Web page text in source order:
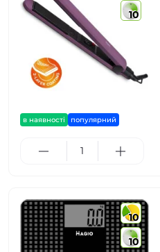
10
в наявності популярний
10
10